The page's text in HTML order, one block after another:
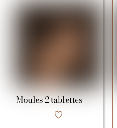
Moules 2 tablettes